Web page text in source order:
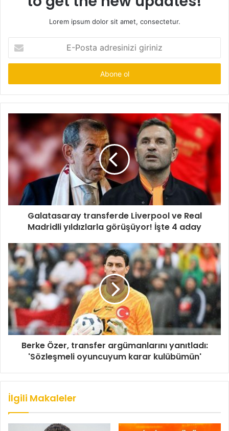
Lorem ipsum dolor sit amet, consectetur.
Posta
adresinizi
Galatasaray transferde Liverpool ve Real
Madridli yıldızlarla görüşüyor! İşte 4 aday
Berke Özer, transfer argümanlarını yanıtladı:
'Sözleşmeli oyuncuyum karar kulübümün'
İlgili Makaleler